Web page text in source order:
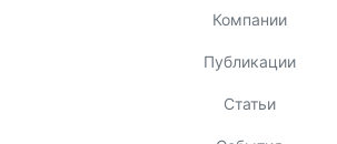
Компании
Публикации
Статьи